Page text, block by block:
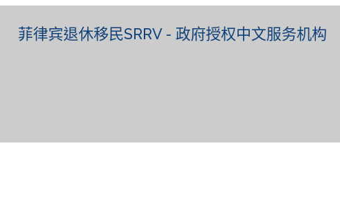
菲律宾退休移民SRRV - 政府授权中文服务机构